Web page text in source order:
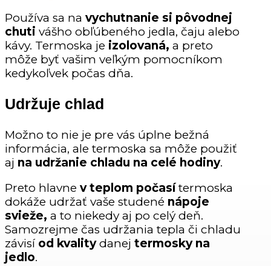
Používa sa na vychutnanie si pôvodnej
chuti vášho obľúbeného jedla, čaju alebo
kávy. Termoska je izolovaná, a preto
môže byť vašim veľkým pomocníkom
kedykoľvek počas dňa.
Udržuje chlad
Možno to nie je pre vás úplne bežná
informácia, ale termoska sa môže použiť
aj na udržanie chladu na celé hodiny.
Preto hlavne v teplom počasítermoska
dokáže udržať vaše studené nápoje
svieže, a to niekedy aj po celý deň.
Samozrejme čas udržania tepla či chladu
závisí od kvalitydanej termosky na
jedlo.